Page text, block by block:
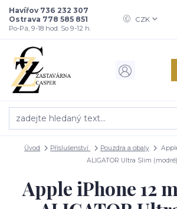
CZK
Havířov 736 232 307
Ostrava 778 585 851
Po-Pá, 9-18 hod. So 9-12 h.
Úvod Příslušenství Pouzdra a obaly
ALIGATOR Ultra Slim (modré)
Apple iPhone 12